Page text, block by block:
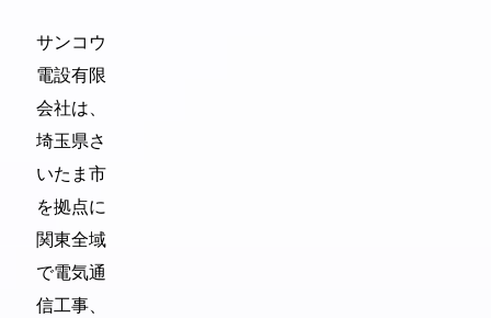
サンコウ
電設有限
会社は、
埼玉県さ
いたま市
を拠点に
関東全域
で電気通
信工事、